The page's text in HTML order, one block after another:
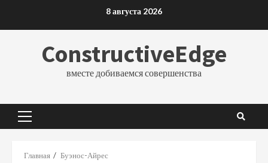
8 августа 2026
ConstructiveEdge
вместе добиваемся совершенства
Основное
Главная Буэнос-Айрес